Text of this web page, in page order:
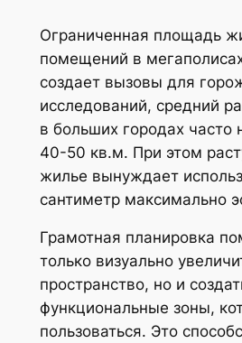
Ограниченная площадь
помещений в
создает вызовы для
исследований, средний
в больших городах часто
40-50 кв.м. При этом
жилье вынуждает
сантиметр максимально
Грамотная планировка
только визуально
пространство, но и
функциональные зоны,
пользоваться. Это